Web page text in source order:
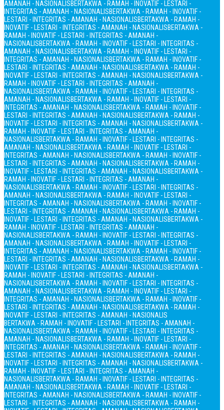
AMANAH - NASIONALISBERTAKWA - RAMAH - INOVATIF - LESTARI -
INTEGRITAS - AMANAH - NASIONALISBERTAKWA - RAMAH - INOVATIF -
LESTARI - INTEGRITAS - AMANAH - NASIONALISBERTAKWA - RAMAH -
INOVATIF - LESTARI - INTEGRITAS - AMANAH - NASIONALISBERTAKWA -
RAMAH - INOVATIF - LESTARI - INTEGRITAS - AMANAH -
NASIONALISBERTAKWA - RAMAH - INOVATIF - LESTARI - INTEGRITAS -
AMANAH - NASIONALISBERTAKWA - RAMAH - INOVATIF - LESTARI -
INTEGRITAS - AMANAH - NASIONALISBERTAKWA - RAMAH - INOVATIF -
LESTARI - INTEGRITAS - AMANAH - NASIONALISBERTAKWA - RAMAH -
INOVATIF - LESTARI - INTEGRITAS - AMANAH - NASIONALISBERTAKWA -
RAMAH - INOVATIF - LESTARI - INTEGRITAS - AMANAH -
NASIONALISBERTAKWA - RAMAH - INOVATIF - LESTARI - INTEGRITAS -
AMANAH - NASIONALISBERTAKWA - RAMAH - INOVATIF - LESTARI -
INTEGRITAS - AMANAH - NASIONALISBERTAKWA - RAMAH - INOVATIF -
LESTARI - INTEGRITAS - AMANAH - NASIONALISBERTAKWA - RAMAH -
INOVATIF - LESTARI - INTEGRITAS - AMANAH - NASIONALISBERTAKWA -
RAMAH - INOVATIF - LESTARI - INTEGRITAS - AMANAH -
NASIONALISBERTAKWA - RAMAH - INOVATIF - LESTARI - INTEGRITAS -
AMANAH - NASIONALISBERTAKWA - RAMAH - INOVATIF - LESTARI -
INTEGRITAS - AMANAH - NASIONALISBERTAKWA - RAMAH - INOVATIF -
LESTARI - INTEGRITAS - AMANAH - NASIONALISBERTAKWA - RAMAH -
INOVATIF - LESTARI - INTEGRITAS - AMANAH - NASIONALISBERTAKWA -
RAMAH - INOVATIF - LESTARI - INTEGRITAS - AMANAH -
NASIONALISBERTAKWA - RAMAH - INOVATIF - LESTARI - INTEGRITAS -
AMANAH - NASIONALISBERTAKWA - RAMAH - INOVATIF - LESTARI -
INTEGRITAS - AMANAH - NASIONALISBERTAKWA - RAMAH - INOVATIF -
LESTARI - INTEGRITAS - AMANAH - NASIONALISBERTAKWA - RAMAH -
INOVATIF - LESTARI - INTEGRITAS - AMANAH - NASIONALISBERTAKWA -
RAMAH - INOVATIF - LESTARI - INTEGRITAS - AMANAH -
NASIONALISBERTAKWA - RAMAH - INOVATIF - LESTARI - INTEGRITAS -
AMANAH - NASIONALISBERTAKWA - RAMAH - INOVATIF - LESTARI -
INTEGRITAS - AMANAH - NASIONALISBERTAKWA - RAMAH - INOVATIF -
LESTARI - INTEGRITAS - AMANAH - NASIONALISBERTAKWA - RAMAH -
INOVATIF - LESTARI - INTEGRITAS - AMANAH - NASIONALISBERTAKWA -
RAMAH - INOVATIF - LESTARI - INTEGRITAS - AMANAH -
NASIONALISBERTAKWA - RAMAH - INOVATIF - LESTARI - INTEGRITAS -
AMANAH - NASIONALISBERTAKWA - RAMAH - INOVATIF - LESTARI -
INTEGRITAS - AMANAH - NASIONALISBERTAKWA - RAMAH - INOVATIF -
LESTARI - INTEGRITAS - AMANAH - NASIONALISBERTAKWA - RAMAH -
INOVATIF - LESTARI - INTEGRITAS - AMANAH - NASIONALIS
BERTAKWA - RAMAH - INOVATIF - LESTARI - INTEGRITAS - AMANAH -
NASIONALISBERTAKWA - RAMAH - INOVATIF - LESTARI - INTEGRITAS -
AMANAH - NASIONALISBERTAKWA - RAMAH - INOVATIF - LESTARI -
INTEGRITAS - AMANAH - NASIONALISBERTAKWA - RAMAH - INOVATIF -
LESTARI - INTEGRITAS - AMANAH - NASIONALISBERTAKWA - RAMAH -
INOVATIF - LESTARI - INTEGRITAS - AMANAH - NASIONALISBERTAKWA -
RAMAH - INOVATIF - LESTARI - INTEGRITAS - AMANAH -
NASIONALISBERTAKWA - RAMAH - INOVATIF - LESTARI - INTEGRITAS -
AMANAH - NASIONALISBERTAKWA - RAMAH - INOVATIF - LESTARI -
INTEGRITAS - AMANAH - NASIONALISBERTAKWA - RAMAH - INOVATIF -
LESTARI - INTEGRITAS - AMANAH - NASIONALISBERTAKWA - RAMAH -